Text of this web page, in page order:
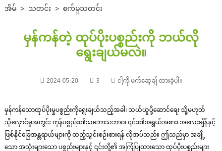
အိမ် > သတင်း > စက်မှုသတင်း
မှန်ကန်တဲ့ ထုပ်ပိုးပစ္စည်းကို ဘယ်လို
ရွေးချယ်မလဲ။
2024-05-20 3 ငါ့ကို မက်ဆေ့ချ် ထားခဲ့ပါ။
မှန်ကန်သောထုပ်ပိုးမှုပစ္စည်းကိုရွေးချယ်သည့်အခါ၊ သယ်ယူပို့ဆောင်ရေး သို့မဟုတ်
သိုလှောင်မှုအတွင်း ကုန်ပစ္စည်း၏သဘောသဘာဝ၊ ၎င်း၏အရွယ်အစား၊ အလေးချိန်နှင့်
ဖြစ်နိုင်ခြေအန္တရာယ်များကို ထည့်သွင်းစဉ်းစားရန် လိုအပ်သည်။ ဤသည်မှာ အချို့
သော အသုံးများသော ပစ္စည်းများနှင့် ၎င်းတို့၏ အကြံပြုထားသော ထုပ်ပိုးပစ္စည်းများ